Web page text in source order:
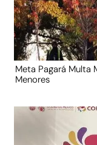
Meta Pagará Multa
Menores